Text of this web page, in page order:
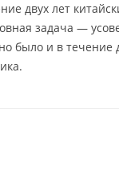
двух лет
задача —
было и в течение